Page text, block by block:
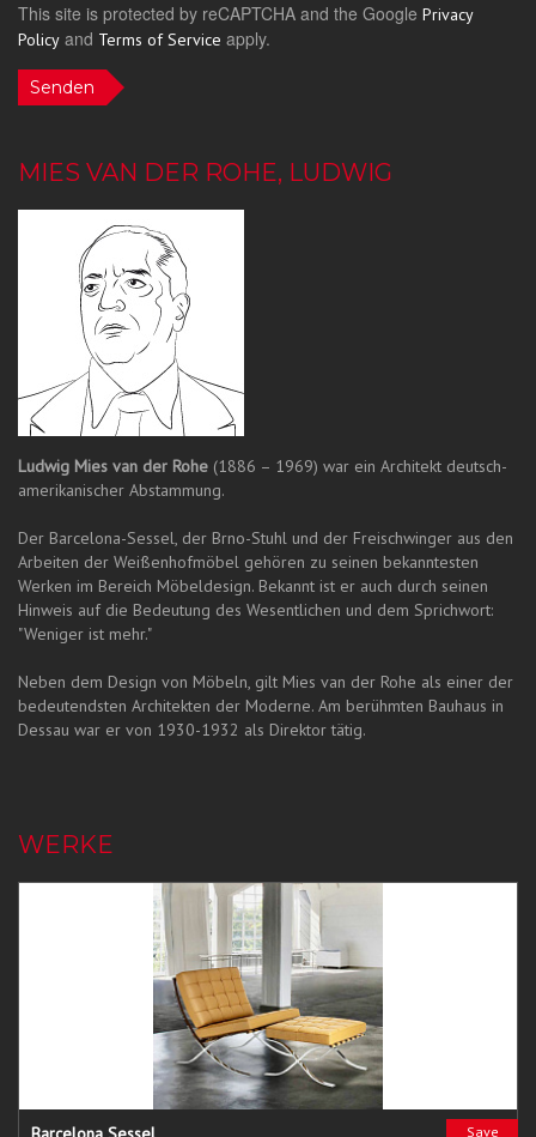
This site is protected by reCAPTCHA and the Google Privacy
Policy and Terms of Service apply.
Senden
MIES VAN DER ROHE, LUDWIG
Ludwig Mies van der Rohe (1886 – 1969) war ein Architekt deutsch-
amerikanischer Abstammung.
Der Barcelona-Sessel, der Brno-Stuhl und der Freischwinger aus den
Arbeiten der Weißenhofmöbel gehören zu seinen bekanntesten
Werken im Bereich Möbeldesign. Bekannt ist er auch durch seinen
Hinweis auf die Bedeutung des Wesentlichen und dem Sprichwort:
"Weniger ist mehr."
Neben dem Design von Möbeln, gilt Mies van der Rohe als einer der
bedeutendsten Architekten der Moderne. Am berühmten Bauhaus in
Dessau war er von 1930-1932 als Direktor tätig.
WERKE
Save